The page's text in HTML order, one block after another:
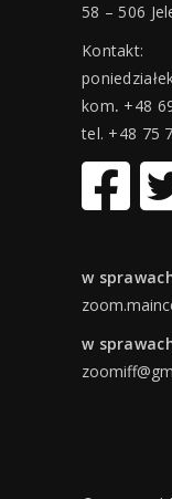
58 – 506
Kontakt:
kom. +48
tel. +48 75
w
w